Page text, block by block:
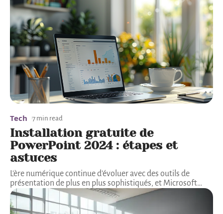
Tech 7 min read
Installation gratuite de
PowerPoint 2024 : étapes et
astuces
L'ère numérique continue d'évoluer avec des outils de
présentation de plus en plus sophistiqués, et Microsoft…